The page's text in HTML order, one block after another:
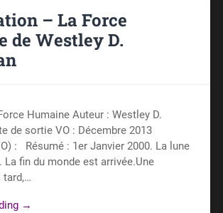
– La Force
de Westley D.
Humaine Auteur : Westley D.
de sortie VO : Décembre 2013
: Résumé : 1er Janvier 2000. La lune
La fin du monde est arrivée.Une
tard,…
→